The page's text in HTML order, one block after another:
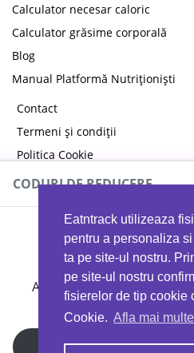
Eatntrack utilizeaza
pentru a personaliza
ta pe site-ul nostru.
pe site-ul nostru
fisierelor de tip cookie
Cookie. Afla mai multe
Calculator necesar caloric
Calculator grăsime corporală
Blog
Manual Platformă Nutriționiști
Contact
Termeni și condiții
Politica Cookie
Politica de confidențialitate
CODURI DE REDUCERE
Ai 40%reducere la orice
Profită